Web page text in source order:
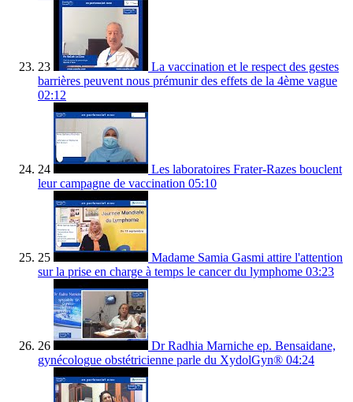
23
La vaccination et le respect des gestes
barrières peuvent nous prémunir des effets de la 4ème vague
02:12
24
Les laboratoires Frater-Razes bouclent
leur campagne de vaccination 05:10
25
Madame Samia Gasmi attire l'attention
sur la prise en charge à temps le cancer du lymphome 03:23
26
Dr Radhia Marniche ep. Bensaidane,
gynécologue obstétricienne parle du XydolGyn® 04:24